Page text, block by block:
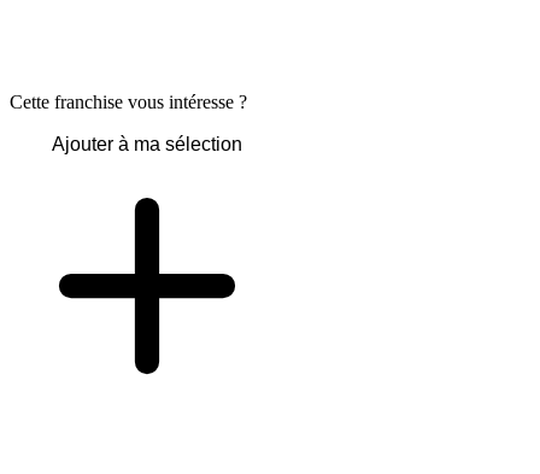
Cette franchise vous intéresse ?
Ajouter à ma sélection